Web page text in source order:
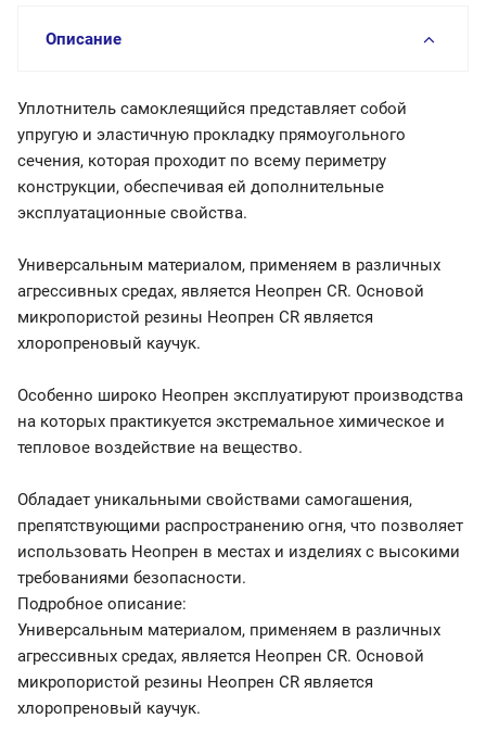
Описание
Уплотнитель самоклеящийся представляет собой
упругую и эластичную прокладку прямоугольного
сечения, которая проходит по всему периметру
конструкции, обеспечивая ей дополнительные
эксплуатационные свойства.
Универсальным материалом, применяем в различных
агрессивных средах, является Неопрен CR. Основой
микропористой резины Неопрен CR является
хлоропреновый каучук.
Особенно широко Неопрен эксплуатируют производства
на которых практикуется экстремальное химическое и
тепловое воздействие на вещество.
Обладает уникальными свойствами самогашения,
препятствующими распространению огня, что позволяет
использовать Неопрен в местах и изделиях с высокими
требованиями безопасности.
Подробное описание:
Универсальным материалом, применяем в различных
агрессивных средах, является Неопрен CR. Основой
микропористой резины Неопрен CR является
хлоропреновый каучук.